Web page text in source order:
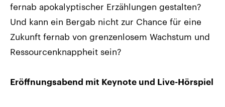
fernab apokalyptischer Erzählungen gestalten?
Und kann ein Bergab nicht zur Chance für eine
Zukunft fernab von grenzenlosem Wachstum und
Ressourcenknappheit sein?
Eröffnungsabend mit Keynote und Live-Hörspiel